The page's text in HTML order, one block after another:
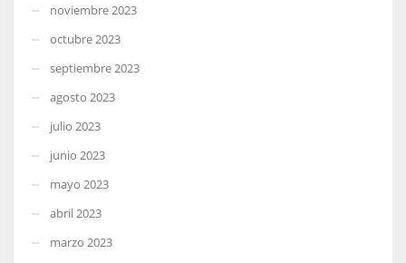
noviembre 2023
octubre 2023
septiembre 2023
agosto 2023
julio 2023
junio 2023
mayo 2023
abril 2023
marzo 2023